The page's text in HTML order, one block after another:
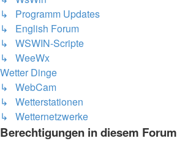
↳ Programm Updates
↳ English Forum
↳ WSWIN-Scripte
↳ WeeWx
Wetter Dinge
↳ WebCam
↳ Wetterstationen
↳ Wetternetzwerke
Berechtigungen in diesem Forum